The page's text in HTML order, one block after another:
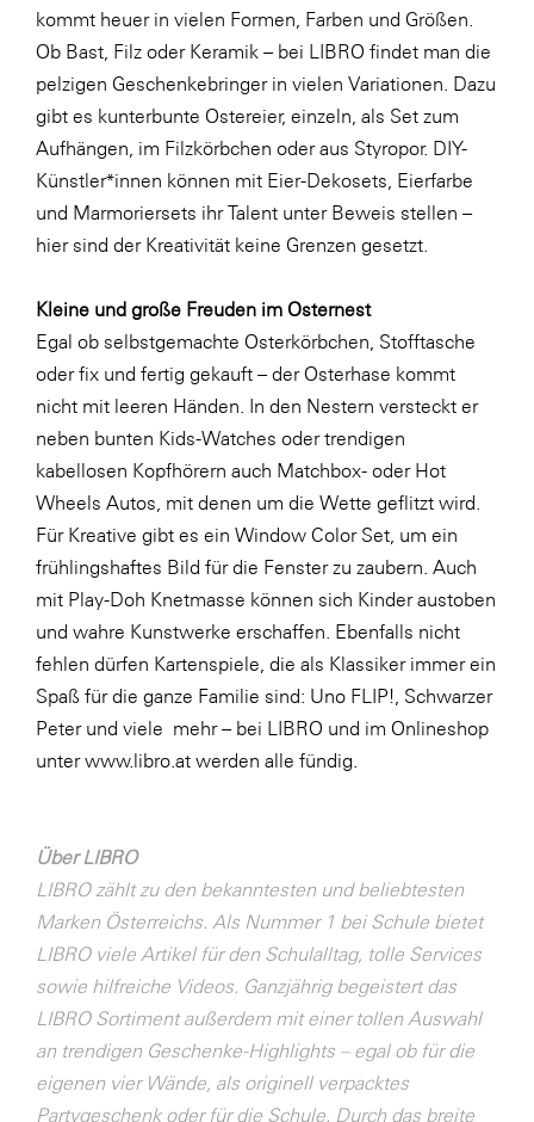
kosaplaner
LAT Nitrogen
Libro
Lidl Österreich
Die Menü-Manufaktur
MTH Retail Group
OptimaMed
PAGRO
PHH Rechtsanwält:innen
Primark
Salesforce
sebamed
SeneCura
SERVICE&MORE
SKINUANCE®
Somfy
Sony DADC
Trend Micro
TAG GmbH
VALETTA
Verband Druck Medien Österreich
Wirtschaftskammer Salzburg
WKS Fachgruppe Fahrzeughandel und
kommt heuer in vielen Formen, Farben und Größen.
Ob Bast, Filz oder Keramik – bei LIBRO findet man die
pelzigen Geschenkebringer in vielen Variationen. Dazu
gibt es kunterbunte Ostereier, einzeln, als Set zum
Aufhängen, im Filzkörbchen oder aus Styropor. DIY-
Künstler*innen können mit Eier-Dekosets, Eierfarbe
und Marmoriersets ihr Talent unter Beweis stellen –
hier sind der Kreativität keine Grenzen gesetzt.
Kleine und große Freuden im Osternest
Egal ob selbstgemachte Osterkörbchen, Stofftasche
oder fix und fertig gekauft – der Osterhase kommt
nicht mit leeren Händen. In den Nestern versteckt er
neben bunten Kids-Watches oder trendigen
kabellosen Kopfhörern auch Matchbox- oder Hot
Wheels Autos, mit denen um die Wette geflitzt wird.
Für Kreative gibt es ein Window Color Set, um ein
frühlingshaftes Bild für die Fenster zu zaubern. Auch
mit Play-Doh Knetmasse können sich Kinder austoben
und wahre Kunstwerke erschaffen. Ebenfalls nicht
fehlen dürfen Kartenspiele, die als Klassiker immer ein
Spaß für die ganze Familie sind: Uno FLIP!, Schwarzer
Peter und viele mehr – bei LIBRO und im Onlineshop
unterwww.libro.at werden alle fündig.
Über LIBRO
LIBRO zählt zu den bekanntesten und beliebtesten
Marken Österreichs. Als Nummer 1 bei Schule bietet
LIBRO viele Artikel für den Schulalltag, tolle Services
sowie hilfreiche Videos. Ganzjährig begeistert das
LIBRO Sortiment außerdem mit einer tollen Auswahl
an trendigen Geschenke-Highlights – egal ob für die
eigenen vier Wände, als originell verpacktes
Partygeschenk oder für die Schule. Durch das breite